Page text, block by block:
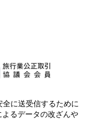
に送受信するために
るデータの改ざんや